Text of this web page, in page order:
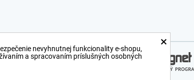
×
nevyhnutnej funkcionality e-shopu,
a spracovaním príslušných osobných